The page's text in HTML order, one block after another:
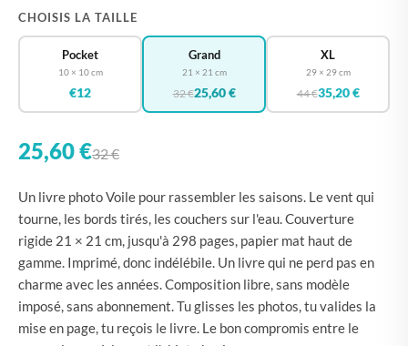
CHOISIS LA TAILLE
Pocket
10 × 10 cm
€12
Grand
21 × 21 cm
32 €25,60 €
XL
29 × 29 cm
44 €35,20 €
25,60 €32 €
Un livre photo Voile pour rassembler les saisons. Le vent qui
tourne, les bords tirés, les couchers sur l'eau. Couverture
rigide 21 × 21 cm, jusqu'à 298 pages, papier mat haut de
gamme. Imprimé, donc indélébile. Un livre qui ne perd pas en
charme avec les années. Composition libre, sans modèle
imposé, sans abonnement. Tu glisses les photos, tu valides la
mise en page, tu reçois le livre. Le bon compromis entre le